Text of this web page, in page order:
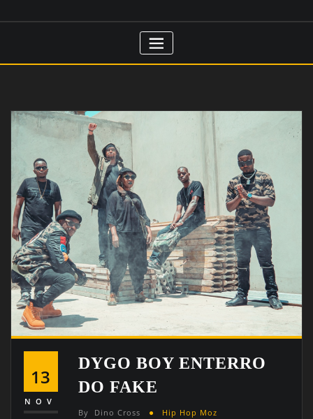
13
NOV
DYGO BOY ENTERRO
DO FAKE
By Dino Cross Hip Hop Moz